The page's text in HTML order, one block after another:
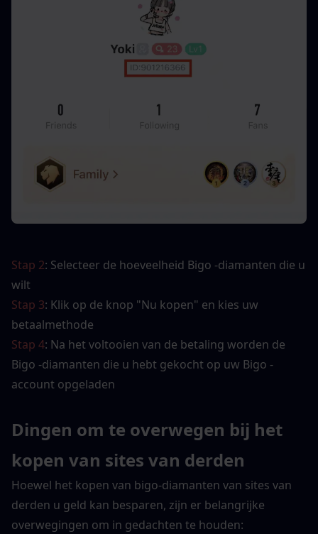
Stap 2: Selecteer de hoeveelheid Bigo -diamanten die u
wilt
Stap 3: Klik op de knop "Nu kopen" en kies uw
betaalmethode
Stap 4: Na het voltooien van de betaling worden de
Bigo -diamanten die u hebt gekocht op uw Bigo -
account opgeladen
Dingen om te overwegen bij het
kopen van sites van derden
Hoewel het kopen van bigo-diamanten van sites van
derden u geld kan besparen, zijn er belangrijke
overwegingen om in gedachten te houden: